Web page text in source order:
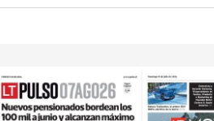
Opens in new window Opens in